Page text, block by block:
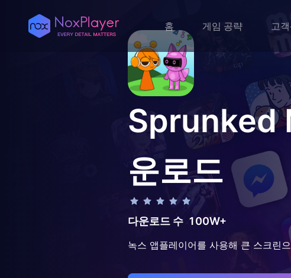
홈 게임 공략 고
Sprunked
운로드
다운로드 수 100W+
녹스 앱플레이어를 사용해 큰 스크린